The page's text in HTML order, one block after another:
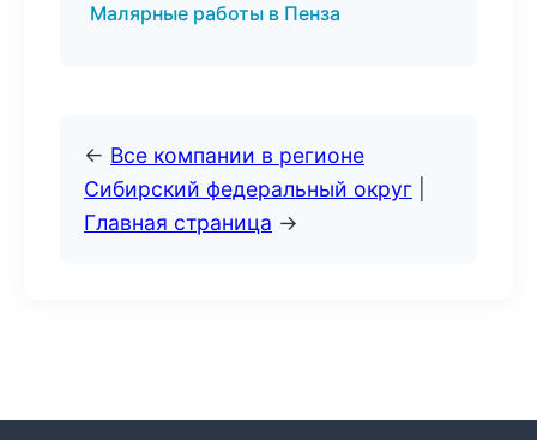
Малярные работы в Пенза
← Все компании в регионе
Сибирский федеральный округ
Главная страница →